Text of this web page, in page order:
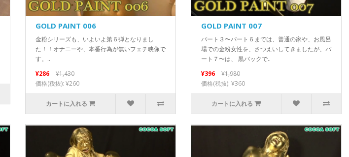
GOLD PAINT 006
金粉シリーズも、いよいよ第６弾となりまし
た！！オナニーや、本番行為が無いフェチ映像で
す。..
¥286
¥1,430
価格(税抜): ¥260
カートに入れる
GOLD PAINT 007
パート３〜パート６までは、普通の家や、お風呂
場での金粉女性を、さつえいしてきましたが、パ
ート７〜は、 黒バックで..
¥396
¥1,980
価格(税抜): ¥360
カートに入れる